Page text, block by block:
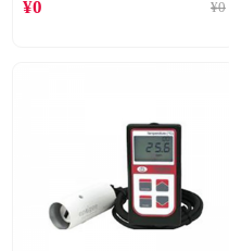
¥0 ¥0